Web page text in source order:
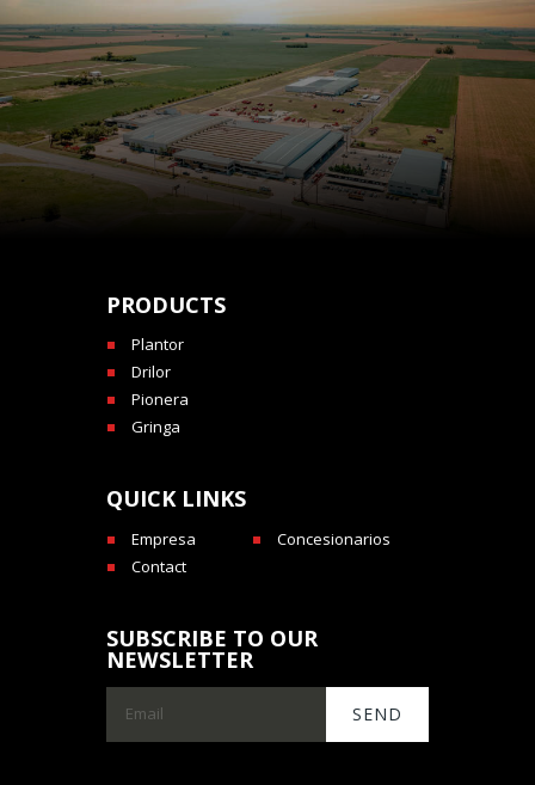
PRODUCTS
Plantor
Drilor
Pionera
Gringa
QUICK LINKS
Empresa
Concesionarios
Contact
SUBSCRIBE TO OUR
NEWSLETTER